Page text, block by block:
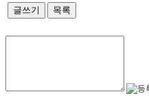
글쓰기 목록